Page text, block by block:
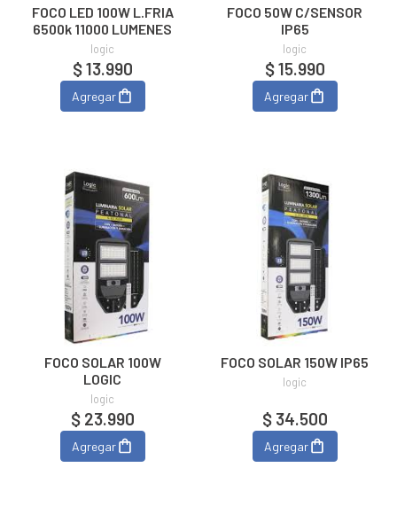
FOCO LED 100W L.FRIA
6500k 11000 LUMENES
logic
$ 13.990
Agregar
FOCO 50W C/SENSOR
IP65
logic
$ 15.990
Agregar
FOCO SOLAR 100W
LOGIC
logic
$ 23.990
Agregar
FOCO SOLAR 150W IP65
logic
$ 34.500
Agregar